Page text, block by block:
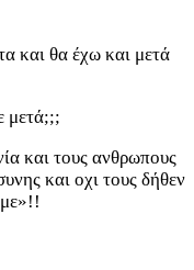
και θα έχω και μετά
μετά;;;
και τους ανθρωπους
και οχι τους δήθεν